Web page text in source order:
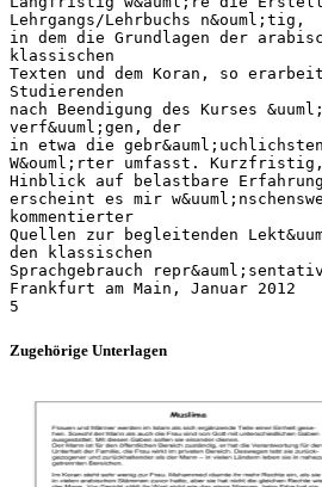
Lehrgangs/Lehrbuchs n&ouml;tig,
in dem die Grundlagen der
klassischen
Texten und dem Koran, so
Studierenden
nach Beendigung des Kurses
verf&uuml;gen, der
in etwa die
W&ouml;rter umfasst.
Hinblick auf belastbare
erscheint es mir
kommentierter
Quellen zur begleitenden
den klassischen
Sprachgebrauch
Frankfurt am Main, Januar 2012
Zugehörige Unterlagen